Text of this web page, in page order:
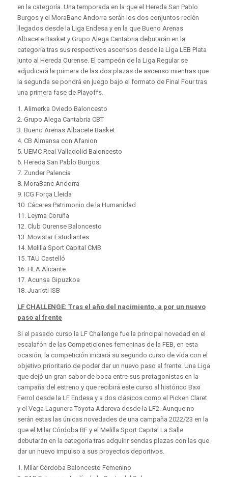
en la categoría. Una temporada en la que el Hereda San Pablo
Burgos y el MoraBanc Andorra serán los dos conjuntos recién
llegados desde la Liga Endesa y en la que Bueno Arenas
Albacete Basket y Grupo Alega Cantabria debutarán en la
categoría tras sus respectivos ascensos desde la Liga LEB Plata
junto al Hereda Ourense. El campeón de la Liga Regular se
adjudicará la primera de las dos plazas de ascenso mientras que
la segunda se pondrá en juego bajo el formato de Final Four tras
una primera fase de Playoffs.
1. Alimerka Oviedo Baloncesto
2. Grupo Alega Cantabria CBT
3. Bueno Arenas Albacete Basket
4. CB Almansa con Afanion
5. UEMC Real Valladolid Baloncesto
6. Hereda San Pablo Burgos
7. Zunder Palencia
8. MoraBanc Andorra
9. ICG Força Lleida
10. Cáceres Patrimonio de la Humanidad
11. Leyma Coruña
12. Club Ourense Baloncesto
13. Movistar Estudiantes
14. Melilla Sport Capital CMB
15. TAU Castelló
16. HLA Alicante
17. Acunsa Gipuzkoa
18. Juaristi ISB
LF CHALLENGE: Tras el año del nacimiento, a por un nuevo
paso al frente
Si el pasado curso la LF Challenge fue la principal novedad en el
escalafón de las Competiciones femeninas de la FEB, en esta
ocasión, la competición iniciará su segundo curso de vida con el
objetivo prioritario de poder dar un nuevo paso al frente. Una Liga
que dejó un gran sabor de boca entre sus protagonistas en la
campaña del estreno y que recibirá este curso al histórico Baxi
Ferrol desde la LF Endesa y a dos clásicos como el Picken Claret
y el Vega Lagunera Toyota Adareva desde la LF2. Aunque no
serán estas las únicas novedades de una campaña 2022/23 en la
que el Milar Córdoba BF y el Melilla Sport Capital La Salle
debutarán en la categoría tras adquirir sendas plazas con las que
dar un nuevo impulso a sus proyectos deportivos.
1. Milar Córdoba Baloncesto Femenino